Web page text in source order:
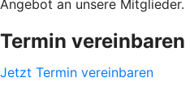
Angebot an unsere Mitglieder.
Termin vereinbaren
Jetzt Termin vereinbaren